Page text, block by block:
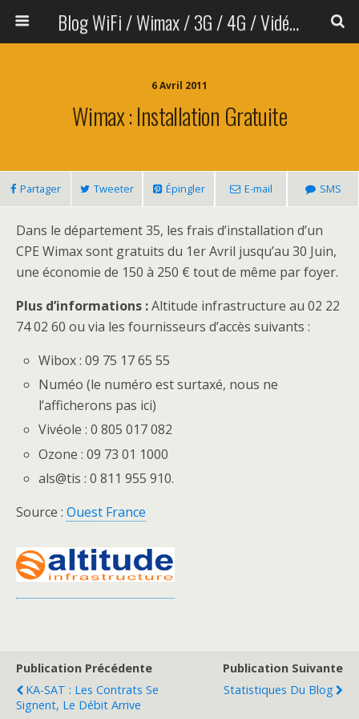
Blog WiFi / Wimax / 3G / 4G / Vidéo sans fil
6 Avril 2011
Wimax : Installation Gratuite
Partager Tweeter Épingler E-mail SMS
Dans le département 35, les frais d’installation d’un
CPE Wimax sont gratuits du 1er Avril jusqu’au 30 Juin,
une économie de 150 à 250 € tout de même par foyer.
Plus d’informations :Altitude infrastructure au 02 22
74 02 60 ou via les fournisseurs d’accès suivants :
Wibox : 09 75 17 65 55
Numéo (le numéro est surtaxé, nous ne
l’afficherons pas ici)
Vivéole : 0 805 017 082
Ozone : 09 73 01 1000
als@tis : 0 811 955 910.
Source : Ouest France
Publication Précédente
KA-SAT : Les Contrats Se
Signent, Le Débit Arrive
Publication Suivante
Statistiques Du Blog